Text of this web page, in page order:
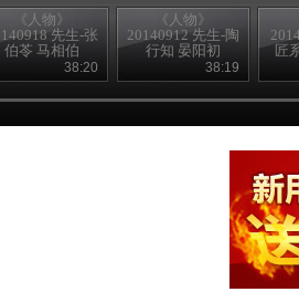
《人物》
先生-张
伯苓 马相伯
38:20
《人物》
20140912 先生-陶
行知 晏阳初
38:19
匠